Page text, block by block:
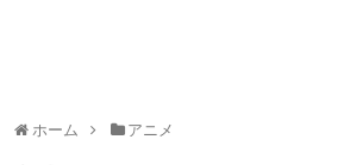
ホーム アニメ